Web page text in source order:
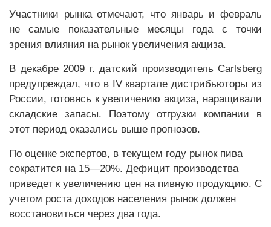
Участники рынка отмечают, что январь и февраль
не самые показательные месяцы года с точки
зрения влияния на рынок увеличения акциза.
В декабре 2009 г. датский производитель Carlsberg
предупреждал, что в IV квартале дистрибьюторы из
России, готовясь к увеличению акциза, наращивали
складские запасы. Поэтому отгрузки компании в
этот период оказались выше прогнозов.
По оценке экспертов, в текущем году рынок пива
сократится на 15—20%. Дефицит производства
приведет к увеличению цен на пивную продукцию. С
учетом роста доходов населения рынок должен
восстановиться через два года.